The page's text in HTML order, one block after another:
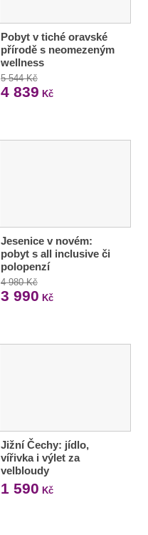
Pobyt v tiché oravské
přírodě s neomezeným
wellness
5 544 Kč
4 839 Kč
Jesenice v novém:
pobyt s all inclusive či
polopenzí
4 980 Kč
3 990 Kč
Jižní Čechy: jídlo,
vířivka i výlet za
velbloudy
1 590 Kč